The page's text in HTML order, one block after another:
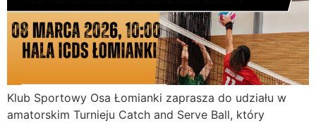
Klub Sportowy Osa Łomianki zaprasza do udziału w
amatorskim Turnieju Catch and Serve Ball, który